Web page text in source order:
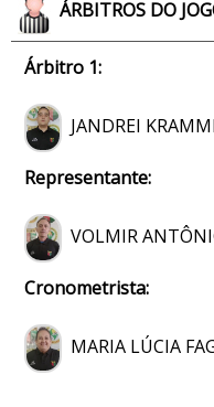
ÁRBITROS DO
Árbitro 1:
JANDREI
Representante:
VOLMIR
Cronometrista:
MARIA LÚCIA